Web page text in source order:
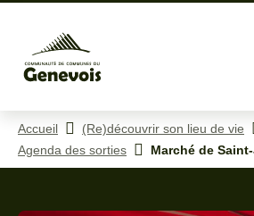
Accueil
(Re)découvrir son lieu de vie
Agenda des sorties
Marché de